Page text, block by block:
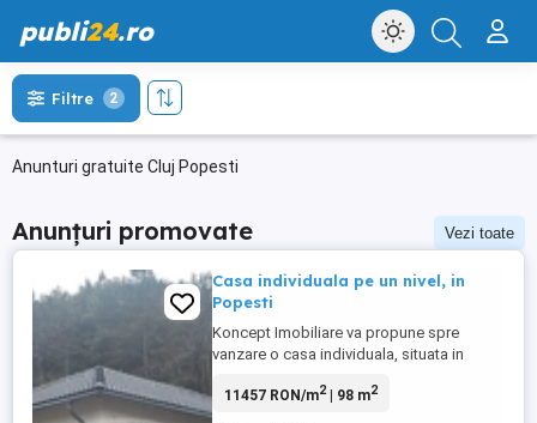
publi24.ro
Anunturi gratuite Cluj Popesti
Filtre 2
Anunțuri promovate Vezi toate
Casa individuala pe un nivel, in
Popesti
Koncept Imobiliare va propune spre
vanzare o casa individuala, situata in
are 500 mp, iar suprafata utila a casei este
11457 RON/m2| 98 m2